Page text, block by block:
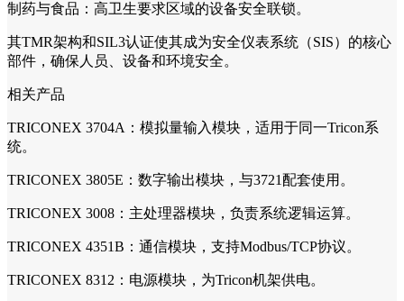
制药与食品：高卫生要求区域的设备安全联锁。
其TMR架构和SIL3认证使其成为安全仪表系统（SIS）的核心
部件，确保人员、设备和环境安全。
相关产品
TRICONEX 3704A：模拟量输入模块，适用于同一Tricon系
统。
TRICONEX 3805E：数字输出模块，与3721配套使用。
TRICONEX 3008：主处理器模块，负责系统逻辑运算。
TRICONEX 4351B：通信模块，支持Modbus/TCP协议。
TRICONEX 8312：电源模块，为Tricon机架供电。